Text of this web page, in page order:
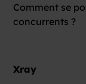
Comment se
concurrents ?
Xray